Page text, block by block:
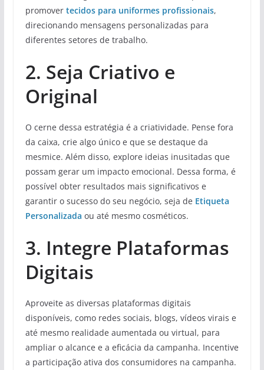
promover tecidos para uniformes profissionais,
direcionando mensagens personalizadas para
diferentes setores de trabalho.
2. Seja Criativo e
Original
O cerne dessa estratégia é a criatividade. Pense fora
da caixa, crie algo único e que se destaque da
mesmice. Além disso, explore ideias inusitadas que
possam gerar um impacto emocional. Dessa forma, é
possível obter resultados mais significativos e
garantir o sucesso do seu negócio, seja de Etiqueta
Personalizada ou até mesmo cosméticos.
3. Integre Plataformas
Digitais
Aproveite as diversas plataformas digitais
disponíveis, como redes sociais, blogs, vídeos virais e
até mesmo realidade aumentada ou virtual, para
ampliar o alcance e a eficácia da campanha. Incentive
a participação ativa dos consumidores na campanha.